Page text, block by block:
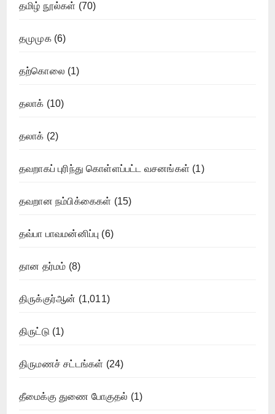
தமிழ் நூல்கள் (70)
தமுமுக(6)
தற்கொலை (1)
தலாக் (10)
தலாக் (2)
தவறாகப் புரிந்து கொள்ளப்பட்ட வசனங்கள் (1)
தவறான நம்பிக்கைகள் (15)
தவ்பா பாவமன்னிப்பு (6)
தான தர்மம் (8)
திருக்குர்ஆன் (1,011)
திருட்டு (1)
திருமணச் சட்டங்கள் (24)
தீமைக்கு துணை போகுதல் (1)